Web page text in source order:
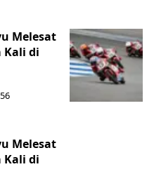
Melesat
Kali di
Melesat
Kali di